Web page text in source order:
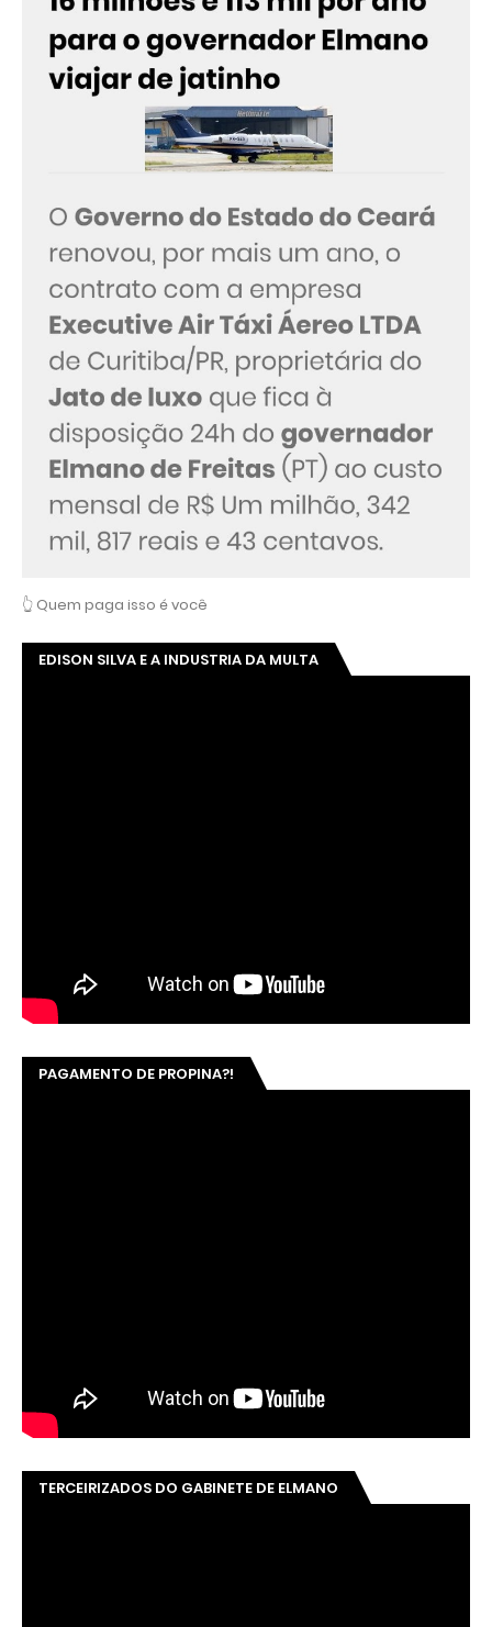
👆 Quem paga isso é você
EDISON SILVA E A INDUSTRIA DA MULTA
PAGAMENTO DE PROPINA?!
TERCEIRIZADOS DO GABINETE DE ELMANO